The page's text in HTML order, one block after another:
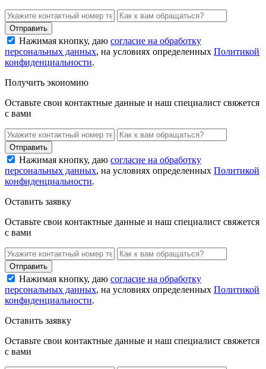
Нажимая кнопку, даю согласие на обработку
персональных данных, на условиях определенных Политикой
конфиденциальности.
Получить экономию
Оставьте свои контактные данные и наш специалист свяжется
с вами
Нажимая кнопку, даю согласие на обработку
персональных данных, на условиях определенных Политикой
конфиденциальности.
Оставить заявку
Оставьте свои контактные данные и наш специалист свяжется
с вами
Нажимая кнопку, даю согласие на обработку
персональных данных, на условиях определенных Политикой
конфиденциальности.
Оставить заявку
Оставьте свои контактные данные и наш специалист свяжется
с вами